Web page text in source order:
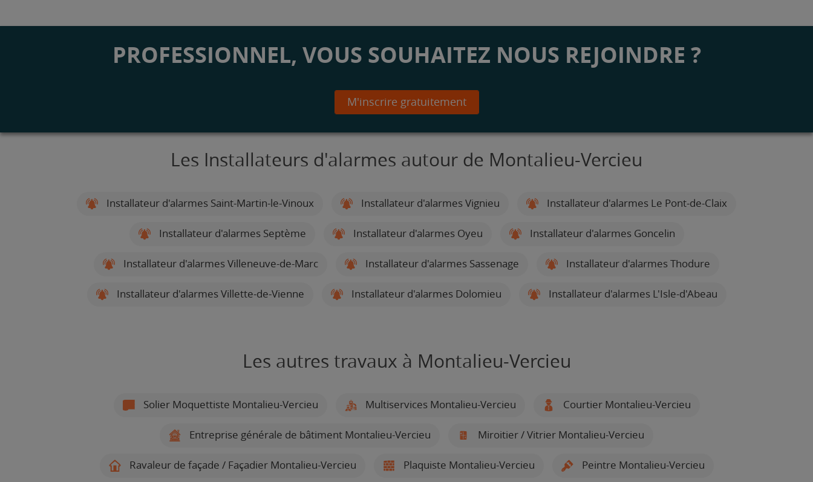
PROFESSIONNEL, VOUS SOUHAITEZ NOUS REJOINDRE ?
M'inscrire gratuitement
Les Installateurs d'alarmes autour de Montalieu-Vercieu
Installateur d'alarmes Saint-Martin-le-Vinoux Installateur d'alarmes Vignieu Installateur d'alarmes Le Pont-de-Claix
Installateur d'alarmes Septème Installateur d'alarmes Oyeu Installateur d'alarmes Goncelin
Installateur d'alarmes Villeneuve-de-Marc Installateur d'alarmes Sassenage Installateur d'alarmes Thodure
Installateur d'alarmes Villette-de-Vienne Installateur d'alarmes Dolomieu Installateur d'alarmes L'Isle-d'Abeau
Les autres travaux à Montalieu-Vercieu
Solier Moquettiste Montalieu-Vercieu Multiservices Montalieu-Vercieu Courtier Montalieu-Vercieu
Entreprise générale de bâtiment Montalieu-Vercieu Miroitier / Vitrier Montalieu-Vercieu
Ravaleur de façade / Façadier Montalieu-Vercieu Plaquiste Montalieu-Vercieu Peintre Montalieu-Vercieu